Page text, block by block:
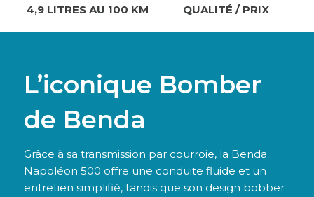
4,9 LITRES AU 100 KM
QUALITÉ / PRIX
L’iconique Bomber
de Benda
Grâce à sa transmission par courroie, la Benda
Napoléon 500 offre une conduite fluide et un
entretien simplifié, tandis que son design bobber